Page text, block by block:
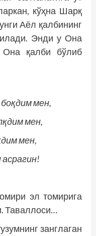
кўҳна Шарқ
Аёл қалбининг
Энди у Она
Она қалби бўлиб
мен,
мен,
мен,
эл томирига
Таваллоси…
занглаган